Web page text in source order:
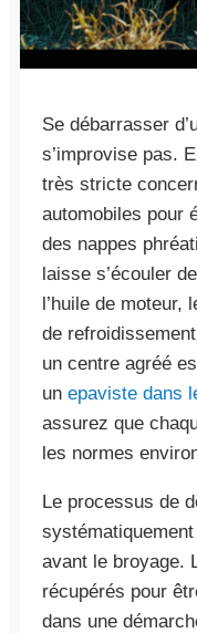
Se débarrasser
s’improvise pas.
très stricte
automobiles pour
des nappes
laisse s’écouler
l’huile de moteur,
de
un centre agréé
un epaviste dans
assurez que
les normes
Le processus de
avant le broyage.
récupérés pour
dans une